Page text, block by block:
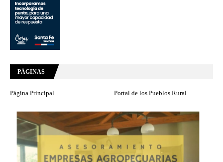
PÁGINAS
Página Principal Portal de los Pueblos Rural